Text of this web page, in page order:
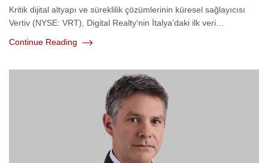
Kritik dijital altyapı ve süreklilik çözümlerinin küresel sağlayıcısı
Vertiv (NYSE: VRT), Digital Realty‘nin İtalya’daki ilk veri…
Continue Reading